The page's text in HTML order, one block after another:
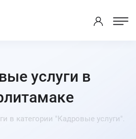
услуги в
в категории "Кадровые услуги".